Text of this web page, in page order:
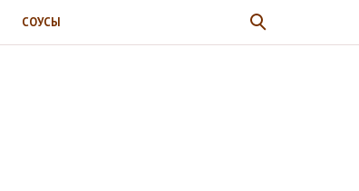
СОУСЫ